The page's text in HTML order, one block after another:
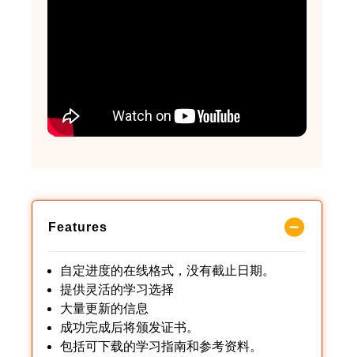
Features
自定进度的在线格式，没有截止日期。
提供灵活的学习选择
大量更新的信息
成功完成后将颁发证书。
包括可下载的学习指南和参考资料。